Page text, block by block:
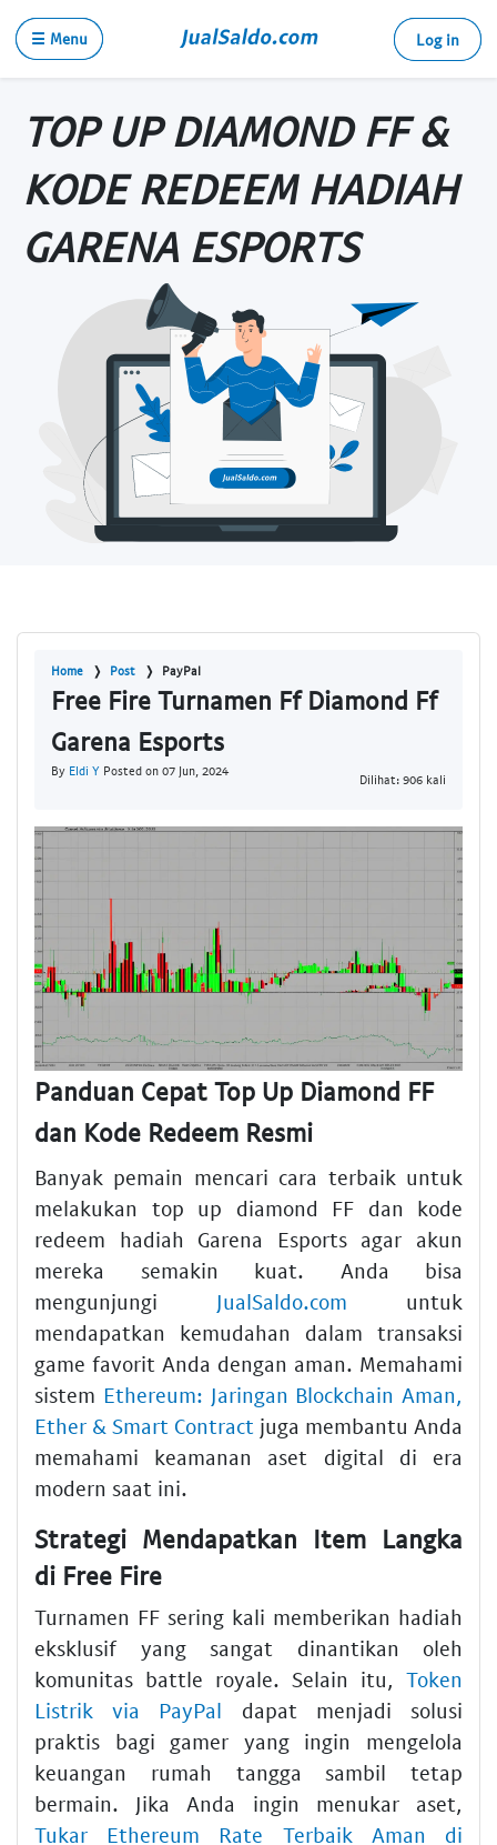
☰ Menu Log in
TOP UP DIAMOND FF &
KODE REDEEM HADIAH
GARENA ESPORTS
Home Post PayPal
Free Fire Turnamen Ff Diamond Ff
Garena Esports
By Eldi Y Posted on 07 Jun, 2024
Dilihat: 906 kali
Panduan Cepat Top Up Diamond FF
dan Kode Redeem Resmi
Banyak pemain mencari cara terbaik untuk
melakukan top up diamond FF dan kode
redeem hadiah Garena Esports agar akun
mereka semakin kuat. Anda bisa
mengunjungi JualSaldo.com untuk
mendapatkan kemudahan dalam transaksi
game favorit Anda dengan aman. Memahami
sistem Ethereum: Jaringan Blockchain Aman,
Ether & Smart Contract juga membantu Anda
memahami keamanan aset digital di era
modern saat ini.
Strategi Mendapatkan Item Langka
di Free Fire
Turnamen FF sering kali memberikan hadiah
eksklusif yang sangat dinantikan oleh
komunitas battle royale. Selain itu, Token
Listrik via PayPal dapat menjadi solusi
praktis bagi gamer yang ingin mengelola
keuangan rumah tangga sambil tetap
bermain. Jika Anda ingin menukar aset,
Tukar Ethereum Rate Terbaik Aman di